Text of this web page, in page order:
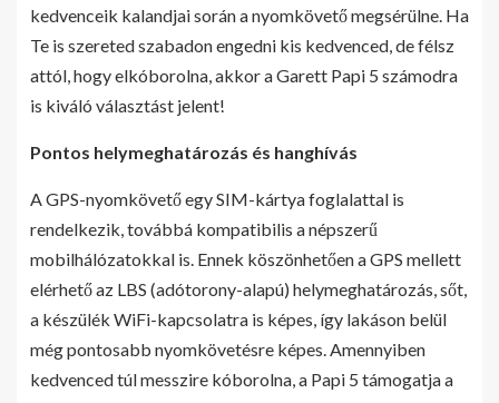
kedvenceik kalandjai során a nyomkövető megsérülne. Ha
Te is szereted szabadon engedni kis kedvenced, de félsz
attól, hogy elkóborolna, akkor a Garett Papi 5 számodra
is kiváló választást jelent!
Pontos helymeghatározás és hanghívás
A GPS-nyomkövető egy SIM-kártya foglalattal is
rendelkezik, továbbá kompatibilis a népszerű
mobilhálózatokkal is. Ennek köszönhetően a GPS mellett
elérhető az LBS (adótorony-alapú) helymeghatározás, sőt,
a készülék WiFi-kapcsolatra is képes, így lakáson belül
még pontosabb nyomkövetésre képes. Amennyiben
kedvenced túl messzire kóborolna, a Papi 5 támogatja a